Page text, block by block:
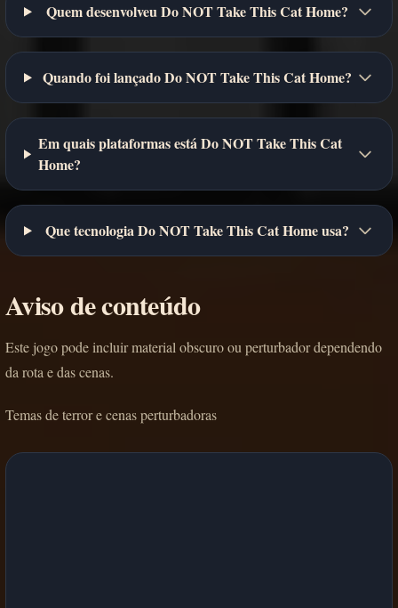
Quem desenvolveu Do NOT Take This Cat Home?
Quando foi lançado Do NOT Take This Cat Home?
Em quais plataformas está Do NOT Take This Cat
Home?
Que tecnologia Do NOT Take This Cat Home usa?
Aviso de conteúdo
Este jogo pode incluir material obscuro ou perturbador dependendo
da rota e das cenas.
Temas de terror e cenas perturbadoras